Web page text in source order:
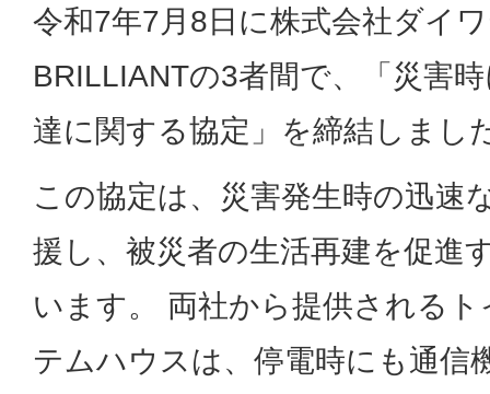
令和7年7月8日に株式会社ダイ
BRILLIANTの3者間で、「災害
達に関する協定」を締結しまし
この協定は、災害発生時の迅速
援し、被災者の生活再建を促進
います。 両社から提供される
テムハウスは、停電時にも通信